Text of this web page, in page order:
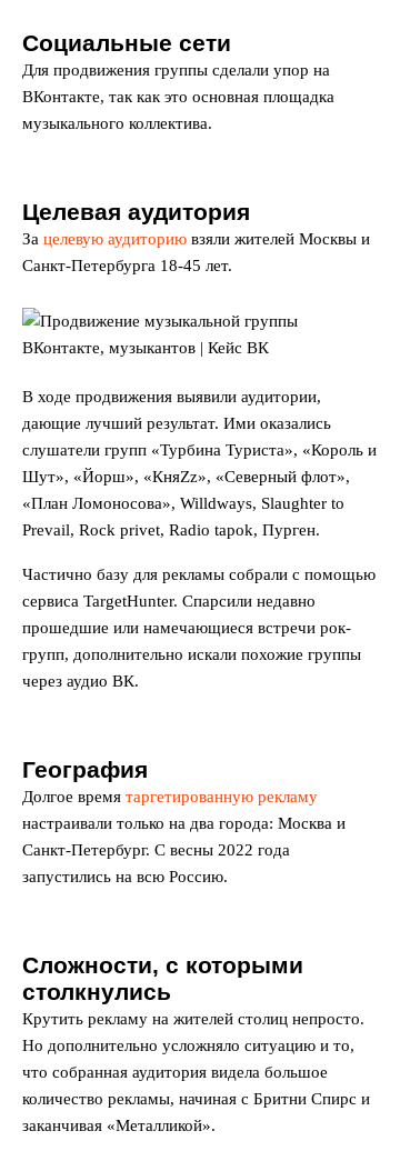
Социальные сети
Для продвижения группы сделали упор на
ВКонтакте, так как это основная площадка
музыкального коллектива.
Целевая аудитория
За целевую аудиторию взяли жителей Москвы и
Санкт-Петербурга 18-45 лет.
В ходе продвижения выявили аудитории,
дающие лучший результат. Ими оказались
слушатели групп «Турбина Туриста», «Король и
Шут», «Йорш», «КняZz», «Северный флот»,
«План Ломоносова», Willdways, Slaughter to
Prevail, Rock privet, Radio tapok, Пурген.
Частично базу для рекламы собрали с помощью
сервиса TargetHunter. Спарсили недавно
прошедшие или намечающиеся встречи рок-
групп, дополнительно искали похожие группы
через аудио ВК.
География
Долгое время таргетированную рекламу
настраивали только на два города: Москва и
Санкт-Петербург. С весны 2022 года
запустились на всю Россию.
Сложности, с которыми
столкнулись
Крутить рекламу на жителей столиц непросто.
Но дополнительно усложняло ситуацию и то,
что собранная аудитория видела большое
количество рекламы, начиная с Бритни Спирс и
заканчивая «Металликой».